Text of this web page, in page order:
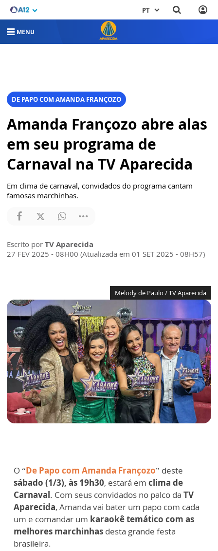
PT
MENU
DE PAPO COM AMANDA FRANÇOZO
Amanda Françozo abre alas
em seu programa de
Carnaval na TV Aparecida
Em clima de carnaval, convidados do programa cantam
famosas marchinhas.
Escrito por TV Aparecida
27 FEV 2025 - 08H00 (Atualizada em 01 SET 2025 - 08H57)
Melody de Paulo / TV Aparecida
O “De Papo com Amanda Françozo” deste
sábado (1/3), às 19h30, estará em clima de
Carnaval. Com seus convidados no palco da TV
Aparecida, Amanda vai bater um papo com cada
um e comandar um karaokê temático com as
melhores marchinhas desta grande festa
brasileira.